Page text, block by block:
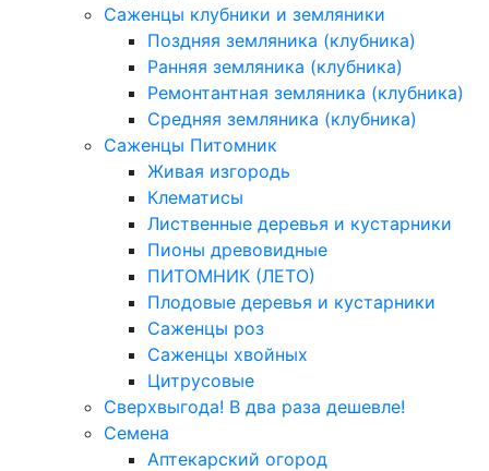
Саженцы клубники и земляники
Поздняя земляника (клубника)
Ранняя земляника (клубника)
Ремонтантная земляника (клубника)
Средняя земляника (клубника)
Саженцы Питомник
Живая изгородь
Клематисы
Лиственные деревья и кустарники
Пионы древовидные
ПИТОМНИК (ЛЕТО)
Плодовые деревья и кустарники
Саженцы роз
Саженцы хвойных
Цитрусовые
Сверхвыгода! В два раза дешевле!
Семена
Аптекарский огород